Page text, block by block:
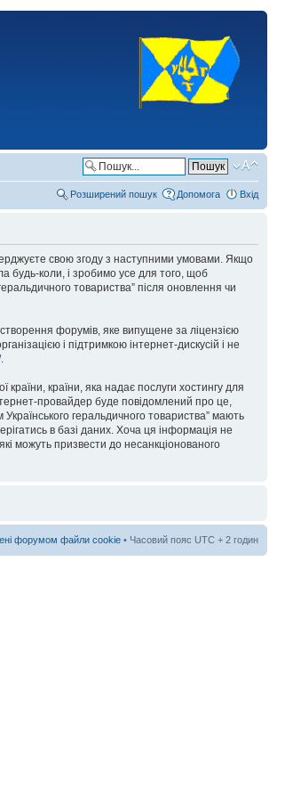
Розширений пошук Допомога Вхід
свою згоду з наступними умовами. Якщо
будь-коли, і зробимо усе для того, щоб
товариства” після оновлення чи
форумів, яке випущене за ліцензією
і підтримкою інтернет-дискусій і не
.
країни, яка надає послуги хостингу для
провайдер буде повідомлений про це,
геральдичного товариства” мають
в базі даних. Хоча ця інформація не
можуть призвести до несанкціонованого
форумом файли cookie • Часовий пояс UTC + 2 годин